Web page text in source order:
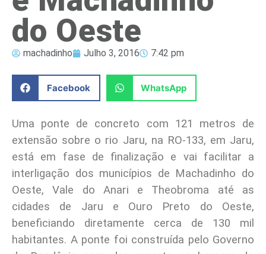
do Oeste
machadinho Julho 3, 2016 7:42 pm
Facebook WhatsApp
Uma ponte de concreto com 121 metros de
extensão sobre o rio Jaru, na RO-133, em Jaru,
está em fase de finalização e vai facilitar a
interligação dos municípios de Machadinho do
Oeste, Vale do Anari e Theobroma até as
cidades de Jaru e Ouro Preto do Oeste,
beneficiando diretamente cerca de 130 mil
habitantes. A ponte foi construída pelo Governo